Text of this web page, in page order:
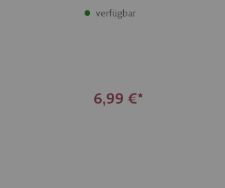
verfügbar
6,99 €